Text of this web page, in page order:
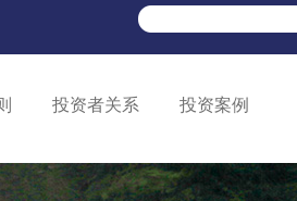
投资者关系 投资案例